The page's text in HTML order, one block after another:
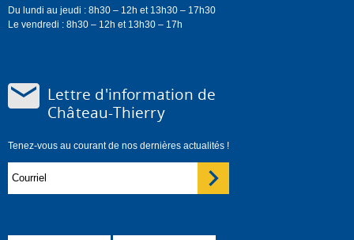
Du lundi au jeudi : 8h30 – 12h et 13h30 – 17h30
Le vendredi : 8h30 – 12h et 13h30 – 17h
Lettre d'information de
Château-Thierry
Tenez-vous au courant de nos dernières actualités !